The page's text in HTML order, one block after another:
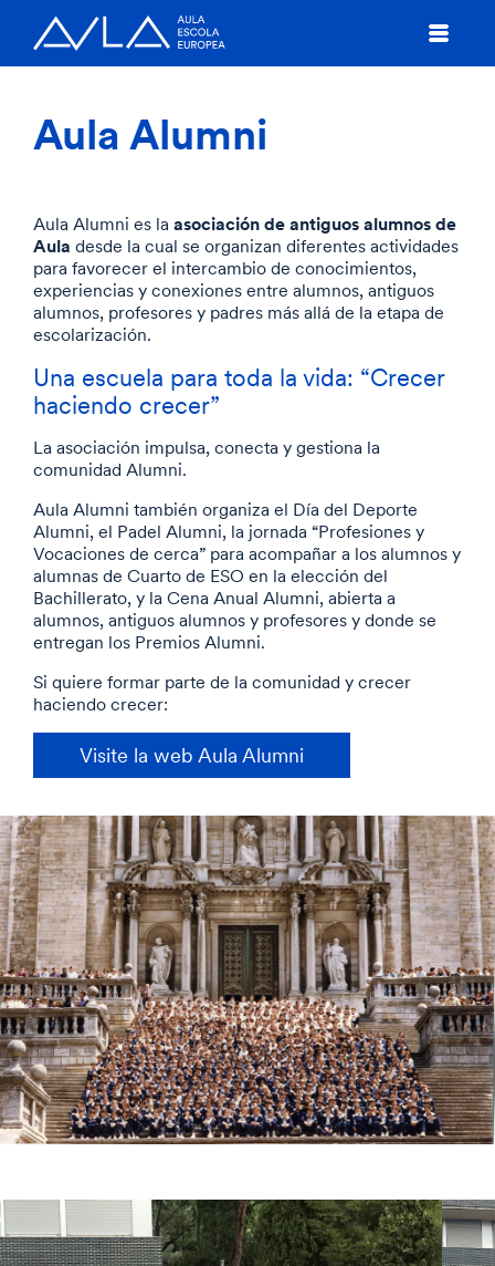
Aula Alumni
Aula Alumni es la asociación de antiguos alumnos de
Aula desde la cual se organizan diferentes actividades
para favorecer el intercambio de conocimientos,
experiencias y conexiones entre alumnos, antiguos
alumnos, profesores y padres más allá de la etapa de
escolarización.
Una escuela para toda la vida: “Crecer
haciendo crecer”
La asociación impulsa, conecta y gestiona la
comunidad Alumni.
Aula Alumni también organiza el Día del Deporte
Alumni, el Padel Alumni, la jornada “Profesiones y
Vocaciones de cerca” para acompañar a los alumnos y
alumnas de Cuarto de ESO en la elección del
Bachillerato, y la Cena Anual Alumni, abierta a
alumnos, antiguos alumnos y profesores y donde se
entregan los Premios Alumni.
Si quiere formar parte de la comunidad y crecer
haciendo crecer:
Visite la web Aula Alumni